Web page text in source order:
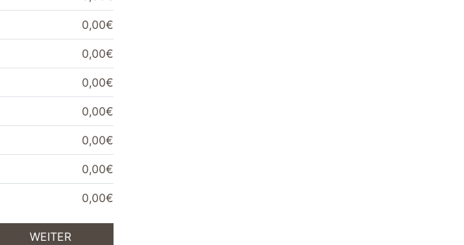
0,00€
0,00€
0,00€
0,00€
0,00€
0,00€
0,00€
WEITER